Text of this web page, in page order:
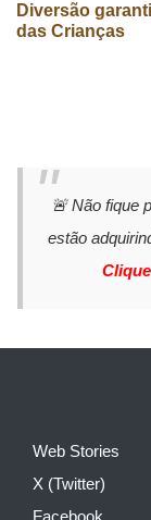
Diversão
das Crianças
🚨 Não fique
estão
Web Stories
X (Twitter)
Facebook